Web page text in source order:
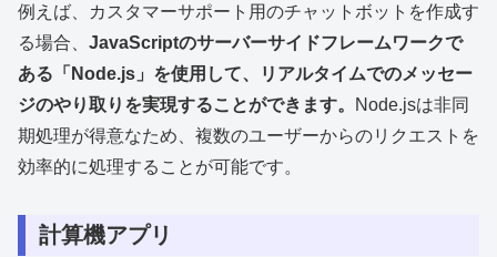
例えば、カスタマーサポート用のチャットボットを作成す
る場合、 JavaScriptのサーバーサイドフレームワークで
ある「Node.js」を使用して、リアルタイムでのメッセー
ジのやり取りを実現することができます。
Node.jsは非同
期処理が得意なため、複数のユーザーからのリクエストを
効率的に処理することが可能です。
計算機アプリ